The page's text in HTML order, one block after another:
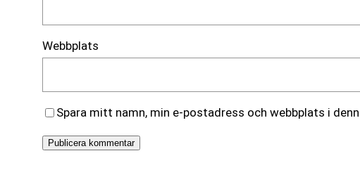
Webbplats
Spara mitt namn, min e-postadress och webbplats i